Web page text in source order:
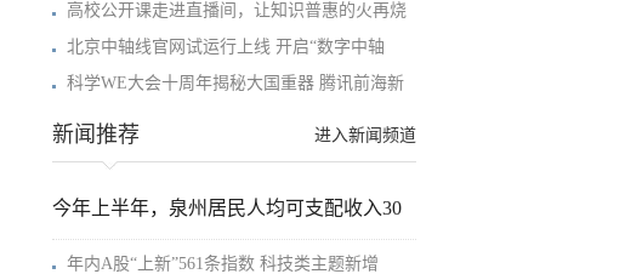
高校公开课走进直播间，让知识普惠的火再烧
北京中轴线官网试运行上线 开启“数字中轴
科学WE大会十周年揭秘大国重器 腾讯前海新
进入新闻频道
新闻推荐
今年上半年，泉州居民人均可支配收入30
年内A股“上新”561条指数 科技类主题新增